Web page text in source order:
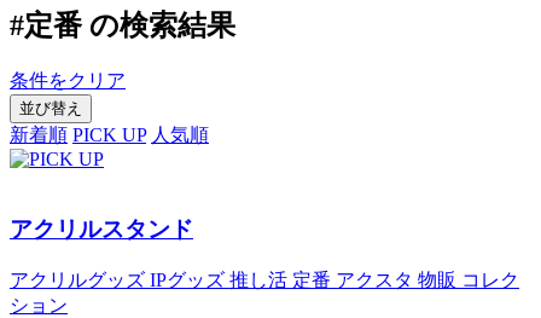
#定番 の検索結果
条件をクリア
並び替え
新着順 PICK UP 人気順
アクリルスタンド
アクリルグッズ IPグッズ 推し活 定番 アクスタ 物販 コレク
ション